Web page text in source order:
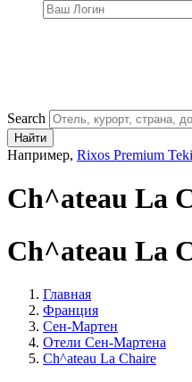
Search
Найти
Например, Rixos Premium
Ch^ateau La
Ch^ateau La
Главная
Франция
Сен-Мартен
Отели Сен-Мартена
Ch^ateau La Chaire